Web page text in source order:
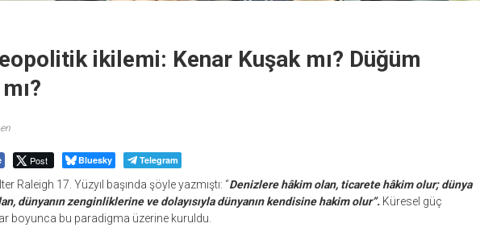
ikilemi: Kenar Kuşak mı? Düğüm
Post Bluesky Telegram
Raleigh 17. Yüzyıl başında şöyle yazmıştı: ‘’Denizlere hâkim olan, ticarete hâkim olur; dünya
dünyanın zenginliklerine ve dolayısıyla dünyanın kendisine hakim olur”. Küresel güç
boyunca bu paradigma üzerine kuruldu.